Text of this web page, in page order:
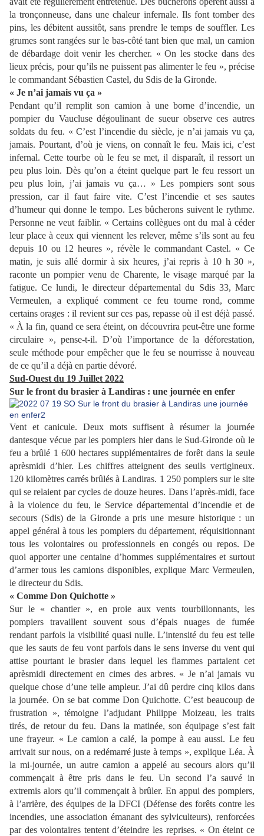
la tronçonneuse, dans une chaleur infernale. Ils font tomber des
pins, les débitent aussitôt, sans prendre le temps de souffler. Les
grumes sont rangées sur le bas-côté tant bien que mal, un camion
de débardage doit venir les chercher. « On les stocke dans des
lieux précis, pour qu’ils ne puissent pas alimenter le feu », précise
le commandant Sébastien Castel, du Sdis de la Gironde.
« Je n’ai jamais vu ça »
Pendant qu’il remplit son camion à une borne d’incendie, un
pompier du Vaucluse dégoulinant de sueur observe ces autres
soldats du feu. « C’est l’incendie du siècle, je n’ai jamais vu ça,
jamais. Pourtant, d’où je viens, on connaît le feu. Mais ici, c’est
infernal. Cette tourbe où le feu se met, il disparaît, il ressort un
peu plus loin. Dès qu’on a éteint quelque part le feu ressort un
peu plus loin, j’ai jamais vu ça… » Les pompiers sont sous
pression, car il faut faire vite. C’est l’incendie et ses sautes
d’humeur qui donne le tempo. Les bûcherons suivent le rythme.
Personne ne veut faiblir. « Certains collègues ont du mal à céder
leur place à ceux qui viennent les relever, même s’ils sont au feu
depuis 10 ou 12 heures », révèle le commandant Castel. « Ce
matin, je suis allé dormir à six heures, j’ai repris à 10 h 30 »,
raconte un pompier venu de Charente, le visage marqué par la
fatigue. Ce lundi, le directeur départemental du Sdis 33, Marc
Vermeulen, a expliqué comment ce feu tourne rond, comme
certains orages : il revient sur ces pas, repasse où il est déjà passé.
« À la fin, quand ce sera éteint, on découvrira peut-être une forme
circulaire », pense-t-il. D’où l’importance de la déforestation,
seule méthode pour empêcher que le feu se nourrisse à nouveau
de ce qu’il a déjà en partie dévoré.
Sud-Ouest du 19 Juillet 2022
Sur le front du brasier à Landiras : une journée en enfer
Vent et canicule. Deux mots suffisent à résumer la journée
dantesque vécue par les pompiers hier dans le Sud-Gironde où le
feu a brûlé 1 600 hectares supplémentaires de forêt dans la seule
aprèsmidi d’hier. Les chiffres atteignent des seuils vertigineux.
120 kilomètres carrés brûlés à Landiras. 1 250 pompiers sur le site
qui se relaient par cycles de douze heures. Dans l’après-midi, face
à la violence du feu, le Service départemental d’incendie et de
secours (Sdis) de la Gironde a pris une mesure historique : un
appel général à tous les pompiers du département, réquisitionnant
tous les volontaires ou professionnels en congés ou repos. De
quoi apporter une centaine d’hommes supplémentaires et surtout
d’armer tous les camions disponibles, explique Marc Vermeulen,
le directeur du Sdis.
« Comme Don Quichotte »
Sur le « chantier », en proie aux vents tourbillonnants, les
pompiers travaillent souvent sous d’épais nuages de fumée
rendant parfois la visibilité quasi nulle. L’intensité du feu est telle
que les sauts de feu vont parfois dans le sens inverse du vent qui
attise pourtant le brasier dans lequel les flammes partaient cet
aprèsmidi directement en cimes des arbres. « Je n’ai jamais vu
quelque chose d’une telle ampleur. J’ai dû perdre cinq kilos dans
la journée. On se bat comme Don Quichotte. C’est beaucoup de
frustration », témoigne l’adjudant Philippe Moizeau, les traits
tirés, de retour du feu. Dans la matinée, son équipage s’est fait
une frayeur. « Le camion a calé, la pompe à eau aussi. Le feu
arrivait sur nous, on a redémarré juste à temps », explique Léa. À
la mi-journée, un autre camion a appelé au secours alors qu’il
commençait à être pris dans le feu. Un second l’a sauvé in
extremis alors qu’il commençait à brûler. En appui des pompiers,
à l’arrière, des équipes de la DFCI (Défense des forêts contre les
incendies, une association émanant des sylviculteurs), renforcées
par des volontaires tentent d’éteindre les reprises. « On éteint ce